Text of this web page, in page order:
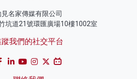
見名家傳媒有限公司
坑道21號環匯廣場10樓1002室
我們的社交平台